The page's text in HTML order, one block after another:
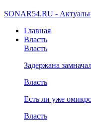
SONAR54.RU -
Главная
Власть
Власть
Задержана
Власть
Есть ли уже
Власть